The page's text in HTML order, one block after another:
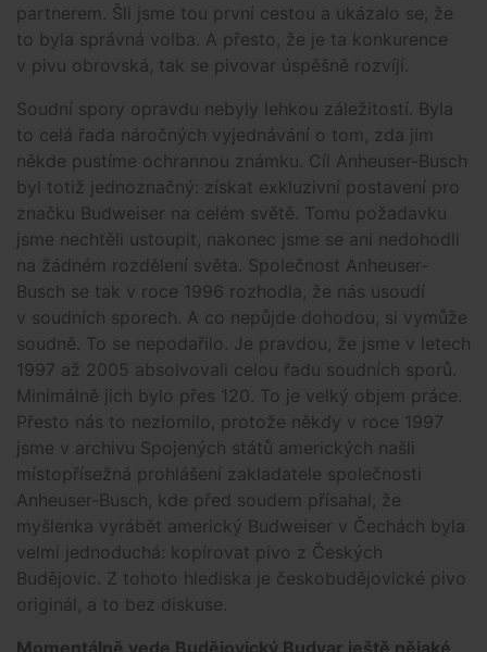
partnerem. Šli jsme tou první cestou a ukázalo se, že
to byla správná volba. A přesto, že je ta konkurence
v pivu obrovská, tak se pivovar úspěšně rozvíjí.
Soudní spory opravdu nebyly lehkou záležitostí. Byla
to celá řada náročných vyjednávání o tom, zda jim
někde pustíme ochrannou známku. Cíl Anheuser-Busch
byl totiž jednoznačný: získat exkluzivní postavení pro
značku Budweiser na celém světě. Tomu požadavku
jsme nechtěli ustoupit, nakonec jsme se ani nedohodli
na žádném rozdělení světa. Společnost Anheuser-
Busch se tak v roce 1996 rozhodla, že nás usoudí
v soudních sporech. A co nepůjde dohodou, si vymůže
soudně. To se nepodařilo. Je pravdou, že jsme v letech
1997 až 2005 absolvovali celou řadu soudních sporů.
Minimálně jich bylo přes 120. To je velký objem práce.
Přesto nás to nezlomilo, protože někdy v roce 1997
jsme v archivu Spojených států amerických našli
místopřísežná prohlášení zakladatele společnosti
Anheuser-Busch, kde před soudem přísahal, že
myšlenka vyrábět americký Budweiser v Čechách byla
velmi jednoduchá: kopírovat pivo z Českých
Budějovic. Z tohoto hlediska je českobudějovické pivo
originál, a to bez diskuse.
Momentálně vede Budějovický Budvar ještě nějaké